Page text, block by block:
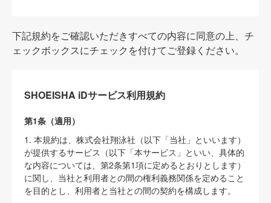
下記規約をご確認いただきすべての内容に同意の上、チ
ェックボックスにチェックを付けてご登録ください。
SHOEISHA iDサービス利用規約
第1条（適用）
1. 本規約は、株式会社翔泳社（以下「当社」といいます）
が提供するサービス（以下「本サービス」といい、具体的
な内容については、第2条第1項に定めるとおりとします）
に関し、当社と利用者との間の権利義務関係を定めること
を目的とし、利用者と当社との間の契約を構成します。